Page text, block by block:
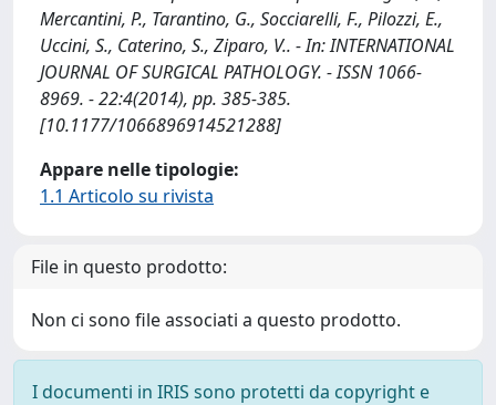
Mercantini, P., Tarantino, G., Socciarelli, F., Pilozzi, E.,
Uccini, S., Caterino, S., Ziparo, V.. - In: INTERNATIONAL
JOURNAL OF SURGICAL PATHOLOGY. - ISSN 1066-
8969. - 22:4(2014), pp. 385-385.
[10.1177/1066896914521288]
Appare nelle tipologie:
1.1 Articolo su rivista
File in questo prodotto:
Non ci sono file associati a questo prodotto.
I documenti in IRIS sono protetti da copyright e